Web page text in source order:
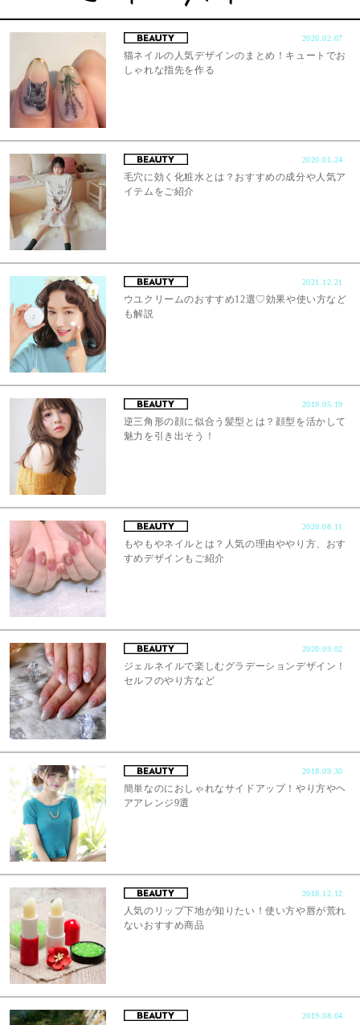
2020.02.07
猫ネイルの人気デザインのまとめ！キュートでお
しゃれな指先を作る
2020.01.24
毛穴に効く化粧水とは？おすすめの成分や人気ア
イテムをご紹介
2021.12.21
ウユクリームのおすすめ12選♡効果や使い方など
も解説
2019.05.19
逆三角形の顔に似合う髪型とは？顔型を活かして
魅力を引き出そう！
2020.08.11
もやもやネイルとは？人気の理由ややり方、おす
すめデザインもご紹介
2020.09.02
ジェルネイルで楽しむグラデーションデザイン！
セルフのやり方など
2018.09.30
簡単なのにおしゃれなサイドアップ！やり方やヘ
アアレンジ9選
2018.12.12
人気のリップ下地が知りたい！使い方や唇が荒れ
ないおすすめ商品
2019.08.04